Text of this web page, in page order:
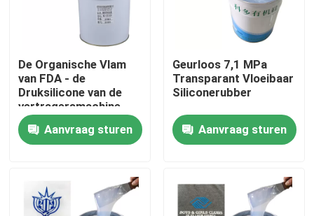
Het Siliconeinkt van de het schermdruk
In reliëf makende Siliconeinkt
Vloeibaar Vormend Silicone
De Drukinkt van de hitteoverdracht
De Organische Vlam
van FDA - de
Druksilicone van de
vertragersmachine
Aanvraag sturen
Geurloos 7,1 MPa
Transparant Vloeibaar
Siliconerubber
Aanvraag sturen